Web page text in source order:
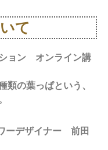
て
ョン オンライン講
類の葉っぱという、
ーデザイナー 前田